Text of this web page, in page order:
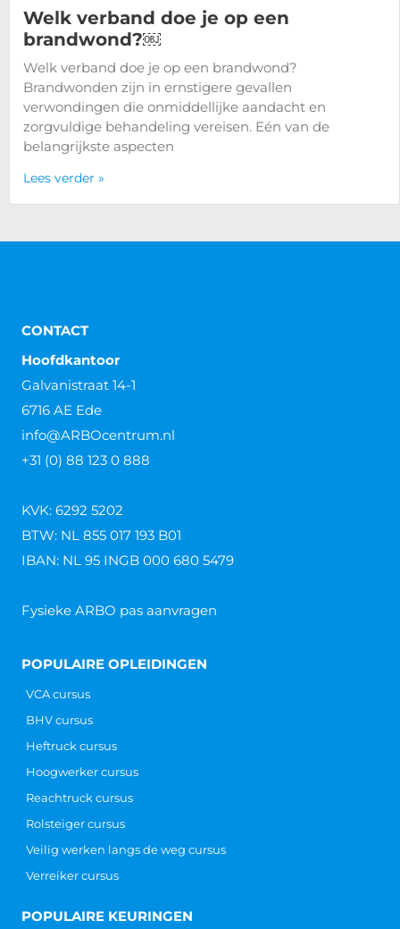
Welk verband doe je op een
brandwond?￼
Welk verband doe je op een brandwond?
Brandwonden zijn in ernstigere gevallen
verwondingen die onmiddellijke aandacht en
zorgvuldige behandeling vereisen. Eén van de
belangrijkste aspecten
Lees verder »
CONTACT
Hoofdkantoor
Galvanistraat 14-1
6716 AE Ede
info@ARBOcentrum.nl
+31 (0) 88 123 0 888
KVK: 6292 5202
BTW: NL 855 017 193 B01
IBAN: NL 95 INGB 000 680 5479
Fysieke ARBO pas aanvragen
POPULAIRE OPLEIDINGEN
VCA cursus
BHV cursus
Heftruck cursus
Hoogwerker cursus
Reachtruck cursus
Rolsteiger cursus
Veilig werken langs de weg cursus
Verreiker cursus
POPULAIRE KEURINGEN